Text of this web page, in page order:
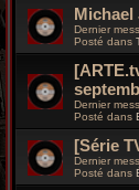
Michael
Dernier
Posté dans
Dernier
Posté dans
[Série
Dernier
Posté dans